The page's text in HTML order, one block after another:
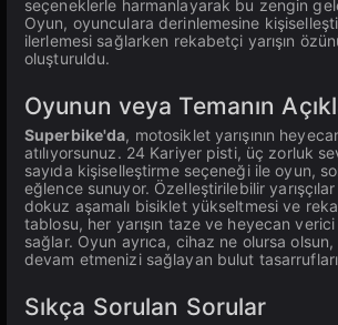
seçeneklerle harmanlayarak bu zengin
Oyun, oyunculara derinlemesine
ilerlemesi sağlarken rekabetçi yarışın
oluşturuldu.
Oyunun veya Temanın
Superbike'da, motosiklet yarışının
atılıyorsunuz. 24 Kariyer pisti, üç zorluk
sayıda kişiselleştirme seçeneği ile oyun,
eğlence sunuyor. Özelleştirilebilir
dokuz aşamalı bisiklet yükseltmesi ve
tablosu, her yarışın taze ve heyecan
sağlar. Oyun ayrıca, cihaz ne olursa olsun,
devam etmenizi sağlayan bulut
Sıkça Sorulan Sorular